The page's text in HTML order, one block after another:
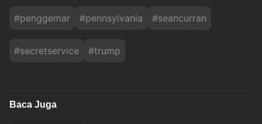
#penggemar #pennsylvania #seancurran
#secretservice #trump
Baca Juga